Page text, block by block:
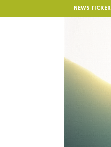
NEWS TICKER